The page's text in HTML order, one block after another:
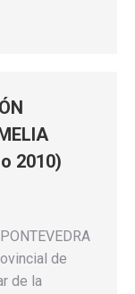
2010)
de
de la